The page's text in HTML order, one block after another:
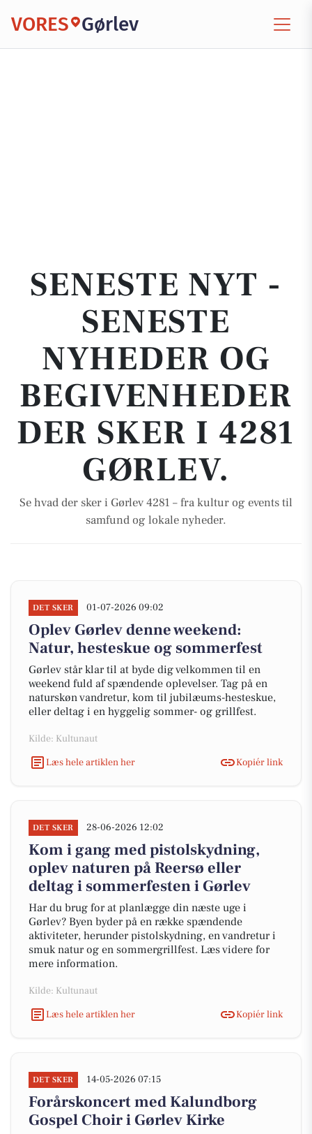
VORES Gørlev
SENESTE NYT -
SENESTE
NYHEDER OG
BEGIVENHEDER
DER SKER I 4281
GØRLEV.
Se hvad der sker i Gørlev 4281 – fra kultur og events til
samfund og lokale nyheder.
DET SKER 01-07-2026 09:02
Oplev Gørlev denne weekend:
Natur, hesteskue og sommerfest
Gørlev står klar til at byde dig velkommen til en
weekend fuld af spændende oplevelser. Tag på en
naturskøn vandretur, kom til jubilæums-hesteskue,
eller deltag i en hyggelig sommer- og grillfest.
Kilde: Kultunaut
Læs hele artiklen her
Kopiér link
DET SKER 28-06-2026 12:02
Kom i gang med pistolskydning,
oplev naturen på Reersø eller
deltag i sommerfesten i Gørlev
Har du brug for at planlægge din næste uge i
Gørlev? Byen byder på en række spændende
aktiviteter, herunder pistolskydning, en vandretur i
smuk natur og en sommergrillfest. Læs videre for
mere information.
Kilde: Kultunaut
Læs hele artiklen her
Kopiér link
DET SKER 14-05-2026 07:15
Forårskoncert med Kalundborg
Gospel Choir i Gørlev Kirke